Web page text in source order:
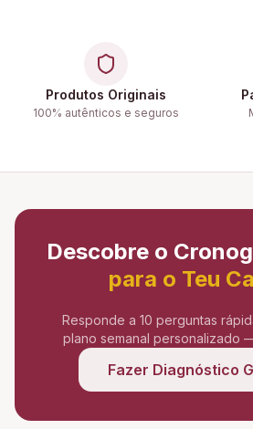
Produtos Originais
100% autênticos e seguros
Descobre o
para o Teu
Responde a 10 perguntas
plano semanal personalizado
Fazer Diagnóstico